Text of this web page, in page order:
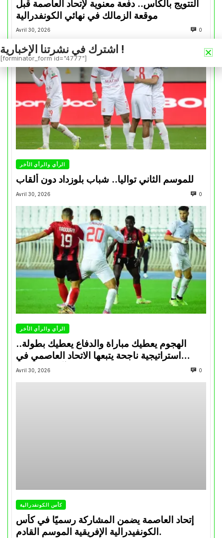
التتويج بالكأس.. دفعة معنوية لإتحاد العاصمة قبل
موقعة الزمالك في نهائي الكونفدرالية
Avril 30, 2026 0
الرأي والرأي الأخر
للموسم الثاني تواليا.. شباب بلوزداد دون ألقاب
Avril 30, 2026 0
الرأي والرأي الأخر
الهجوم يعطيك مباراة والدفاع يعطيك بطولة..
استراتيجية ناجحة يتبعها الاتحاد العاصمي في
تتويجاته آخر السنوات
Avril 30, 2026 0
كأس الكونفدرالية
إتحاد العاصمة يضمن المشاركة رسميًا في كأس
الكونفيدرالية الإفريقية الموسم القادم.
اشترك في نشرتنا الإخبارية !
[forminator_form id="4777"]